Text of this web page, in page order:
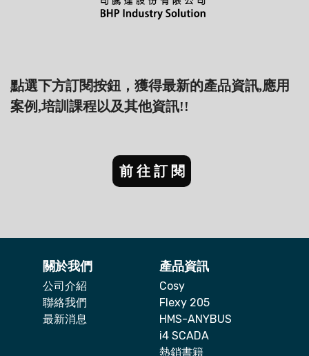
點選下方訂閱按鈕，獲得最新的產品資訊,應用
案例,培訓課程以及其他資訊!!
前往訂閱
關於我們
公司介紹
聯絡我們
最新消息
產品資訊
Cosy
Flexy 205
HMS-ANYBUS
i4 SCADA
熱銷書籍